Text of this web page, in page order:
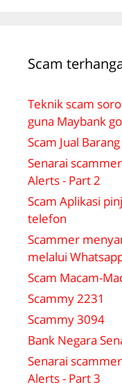
Scam
Teknik scam
guna Maybank
Scam Jual
Senarai
Alerts - Part 2
Scam Aplikasi
telefon
Scammer
melalui
Scam Macam-
Scammy 2231
Scammy 3094
Bank Negara
Senarai
Alerts - Part 3